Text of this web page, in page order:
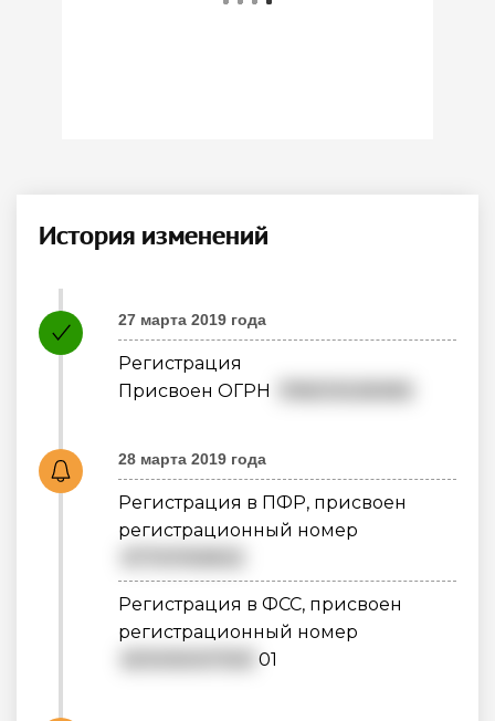
История изменений
27 марта 2019 года
Регистрация
Присвоен ОГРН
28 марта 2019 года
Регистрация в ПФР, присвоен
регистрационный номер
Регистрация в ФСС, присвоен
регистрационный номер
01